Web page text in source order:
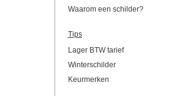
Waarom een schilder?
Tips
Lager BTW tarief
Winterschilder
Keurmerken